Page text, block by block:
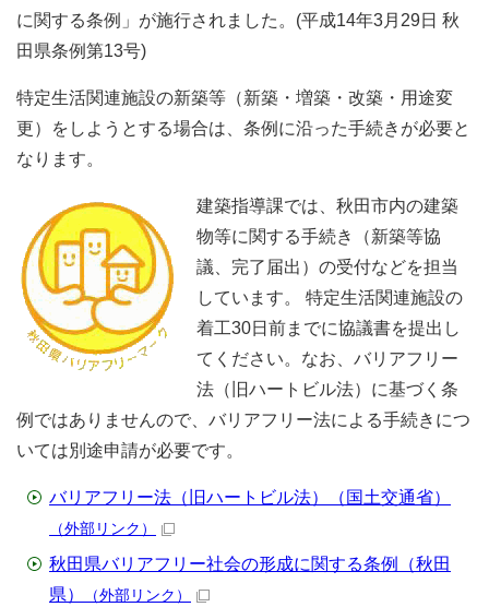
に関する条例」が施行されました。(平成14年3月29日 秋
田県条例第13号)
特定生活関連施設の新築等（新築・増築・改築・用途変
更）をしようとする場合は、条例に沿った手続きが必要と
なります。
建築指導課では、秋田市内の建築
物等に関する手続き（新築等協
議、完了届出）の受付などを担当
しています。 特定生活関連施設の
着工30日前までに協議書を提出し
てください。なお、バリアフリー
法（旧ハートビル法）に基づく条
例ではありませんので、バリアフリー法による手続きにつ
いては別途申請が必要です。
バリアフリー法（旧ハートビル法）（国土交通省）
（外部リンク）
秋田県バリアフリー社会の形成に関する条例（秋田
県）
（外部リンク）